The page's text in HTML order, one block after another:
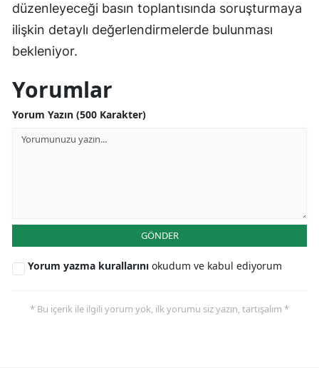
düzenleyeceği basın toplantısında soruşturmaya
ilişkin detaylı değerlendirmelerde bulunması
bekleniyor.
Yorumlar
Yorum Yazın (500 Karakter)
GÖNDER
Yorum yazma kurallarını okudum ve kabul ediyorum
* Bu içerik ile ilgili yorum yok, ilk yorumu siz yazın, tartışalım *